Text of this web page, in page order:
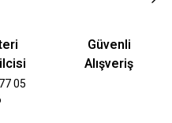
05
Güvenli
Alışveriş